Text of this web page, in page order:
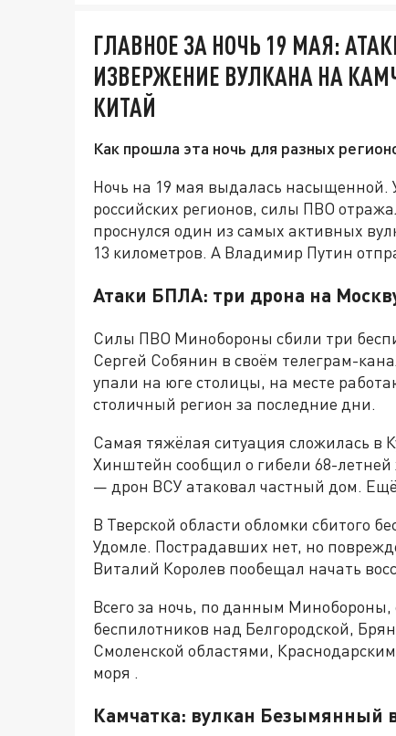
ГЛАВНОЕ ЗА НОЧЬ 19 МАЯ:
ИЗВЕРЖЕНИЕ ВУЛКАНА НА
КИТАЙ
Как прошла эта ночь для разных
Ночь на 19 мая выдалась насыщенной.
российских регионов, силы ПВО
проснулся один из самых активных
13 километров. А Владимир Путин
Атаки БПЛА: три дрона на
Силы ПВО Минобороны сбили три
Сергей Собянин в своём телеграм-
упали на юге столицы, на месте
столичный регион за последние дни.
Самая тяжёлая ситуация сложилась в
Хинштейн сообщил о гибели 68-
— дрон ВСУ атаковал частный дом.
В Тверской области обломки сбитого
Удомле. Пострадавших нет, но
Виталий Королев пообещал начать
Всего за ночь, по данным
беспилотников над Белгородской,
Смоленской областями,
моря .
Камчатка: вулкан Безымянный